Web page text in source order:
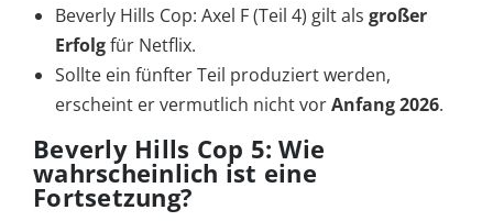
Beverly Hills Cop: Axel F (Teil 4) gilt als großer
Erfolgfür Netflix.
Sollte ein fünfter Teil produziert werden,
erscheint er vermutlich nicht vorAnfang 2026.
Beverly Hills Cop 5: Wie
wahrscheinlich ist eine
Fortsetzung?